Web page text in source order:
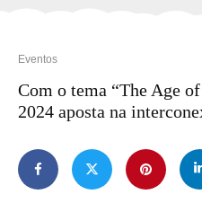
Eventos
Com o tema “The Age
2024 aposta na